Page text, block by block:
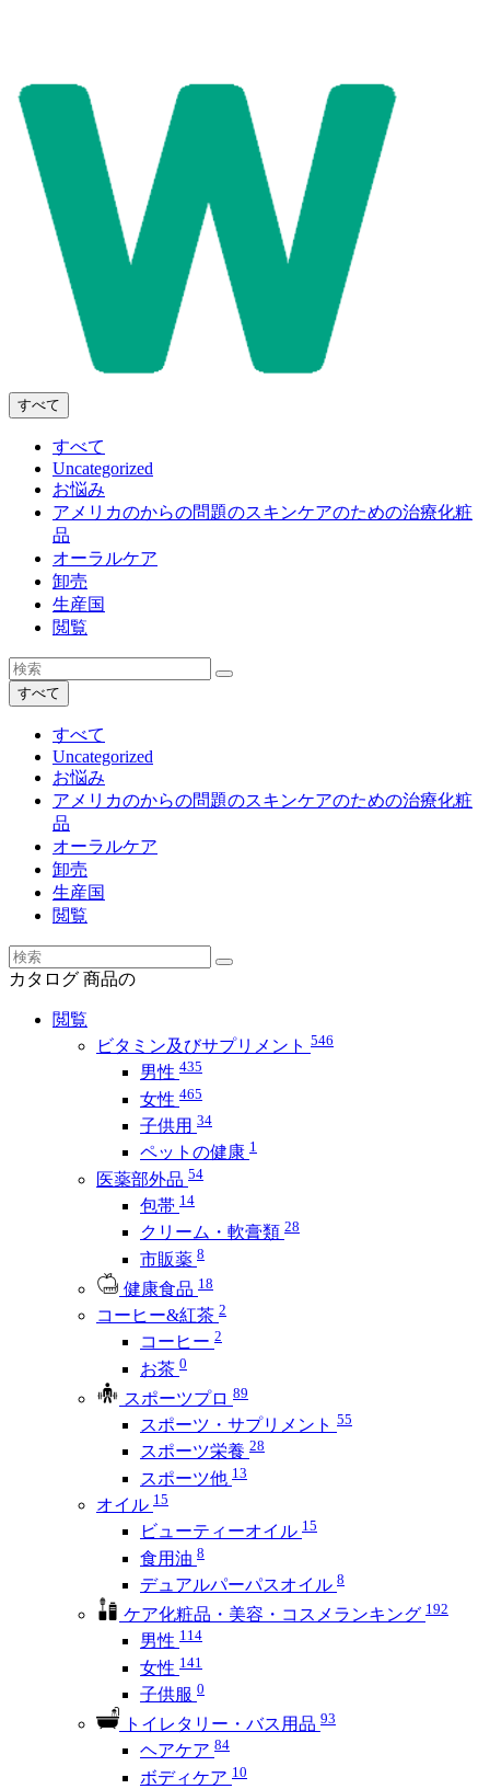
すべて
すべて
Uncategorized
お悩み
アメリカのからの問題のスキンケアのための治療化粧
品
オーラルケア
卸売
生産国
閲覧
すべて
すべて
Uncategorized
お悩み
アメリカのからの問題のスキンケアのための治療化粧
品
オーラルケア
卸売
生産国
閲覧
カタログ 商品の
閲覧
ビタミン及びサプリメント 546
男性 435
女性 465
子供用 34
ペットの健康 1
医薬部外品 54
包帯 14
クリーム・軟膏類 28
市販薬 8
健康食品 18
コーヒー&紅茶 2
コーヒー 2
お茶 0
スポーツプロ 89
スポーツ・サプリメント 55
スポーツ栄養 28
スポーツ他 13
オイル 15
ビューティーオイル 15
食用油 8
デュアルパーパスオイル 8
ケア化粧品・美容・コスメランキング 192
男性 114
女性 141
子供服 0
トイレタリー・バス用品 93
ヘアケア 84
ボディケア 10